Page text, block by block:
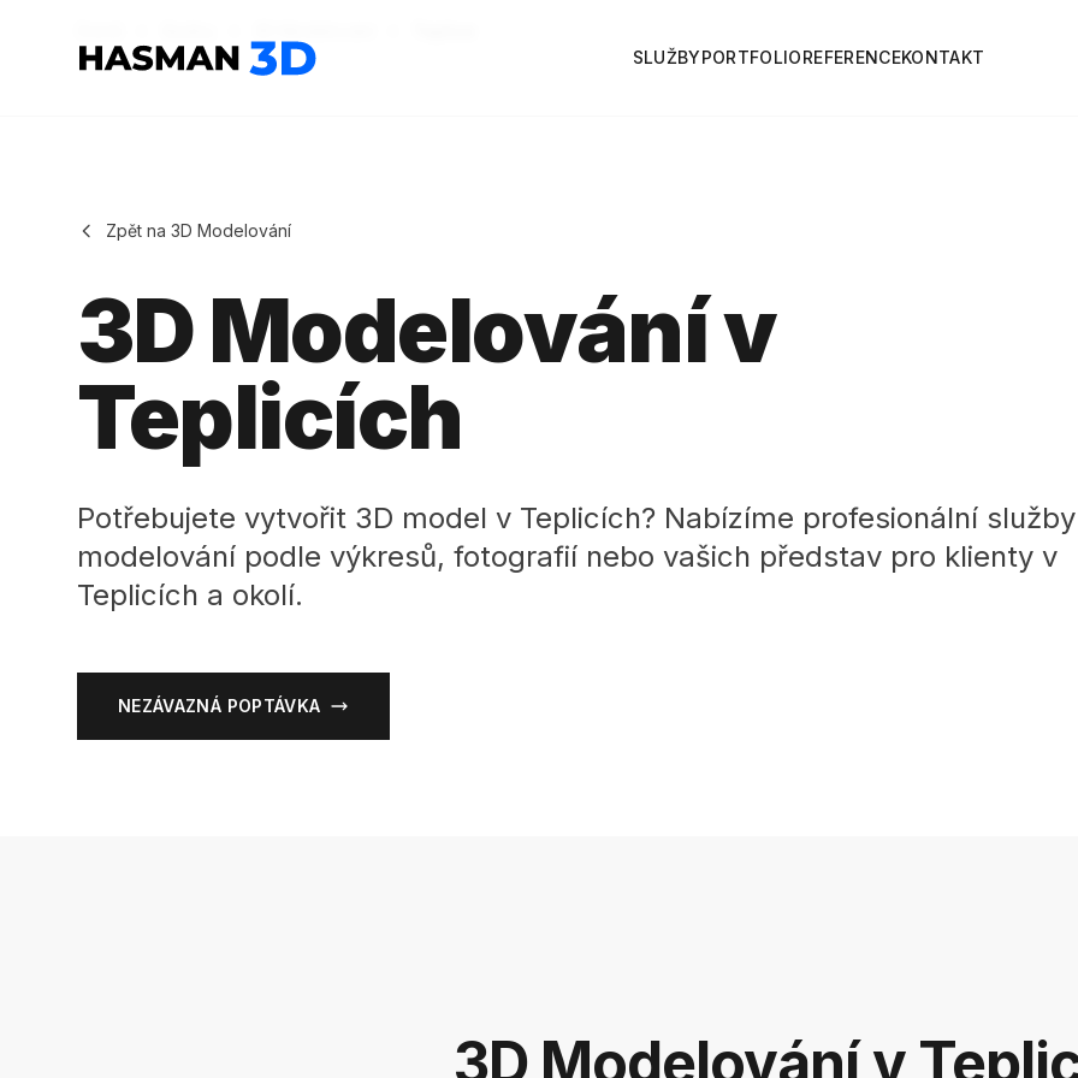
Hasman3D - 3D tisk
SLUŽBYPORTFOLIOREFERENCEKONTAKT
Zpět na 3D Modelování
3D Modelování v
Teplicích
Potřebujete vytvořit 3D model v Teplicích? Nabízíme profesionální
modelování podle výkresů, fotografií nebo vašich představ pro klienty v
Teplicích a okolí.
NEZÁVAZNÁ POPTÁVKA
3D Modelování v